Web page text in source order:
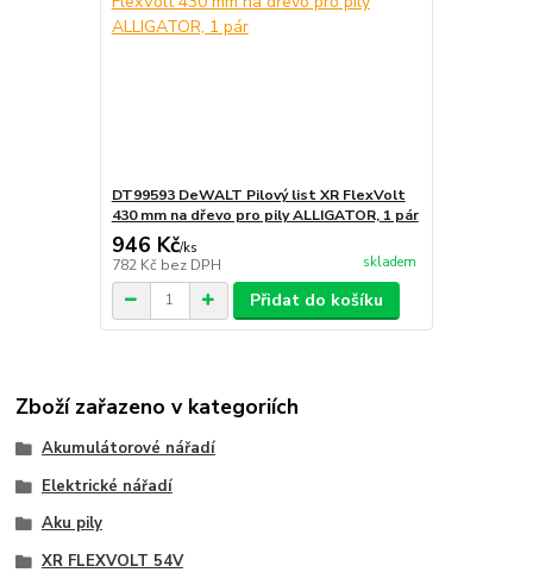
DT99593 DeWALT Pilový list XR FlexVolt
430 mm na dřevo pro pily ALLIGATOR, 1 pár
946 Kč/ks
782 Kč bez DPH skladem
Přidat do košíku
Zboží zařazeno v kategoriích
Akumulátorové nářadí
Elektrické nářadí
Aku pily
XR FLEXVOLT 54V